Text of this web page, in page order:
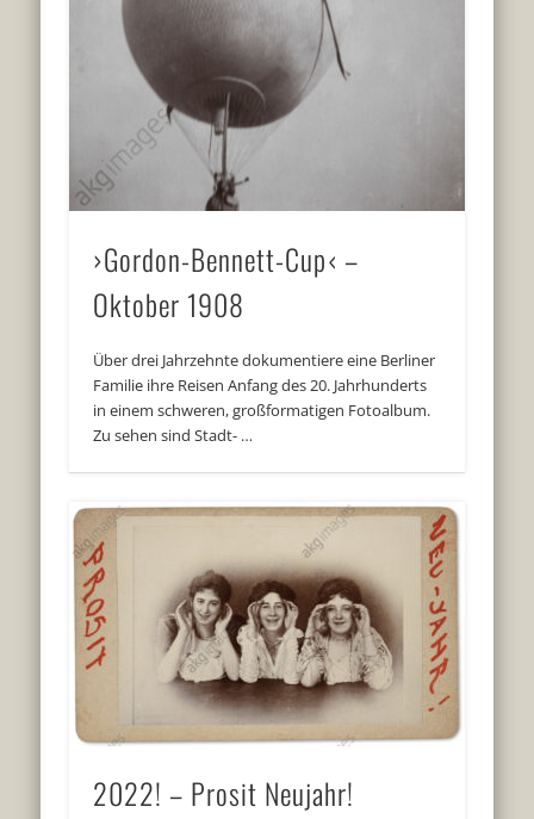
›Gordon-Bennett-Cup‹ –
Oktober 1908
Über drei Jahrzehnte dokumentiere eine Berliner
Familie ihre Reisen Anfang des 20. Jahrhunderts
in einem schweren, großformatigen Fotoalbum.
Zu sehen sind Stadt- …
2022! – Prosit Neujahr!